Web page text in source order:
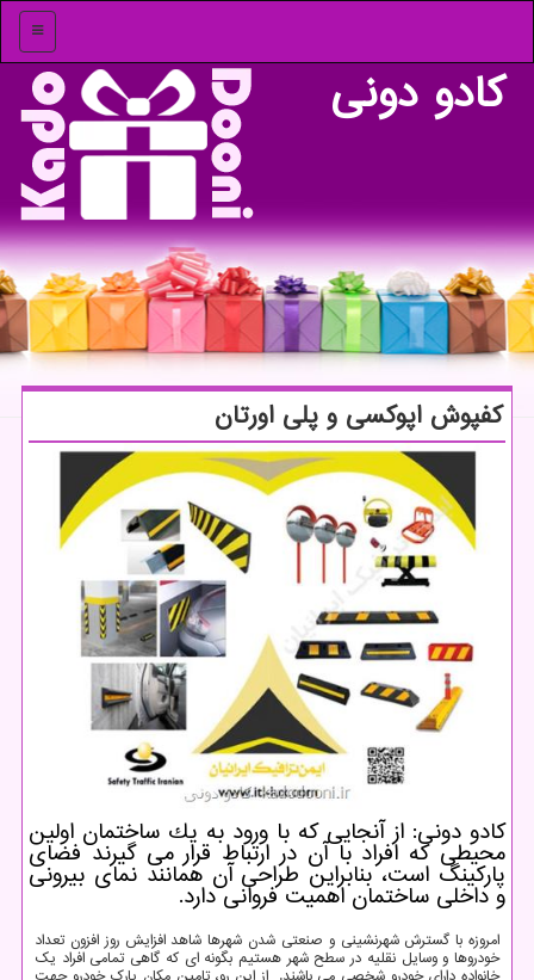
منو
كادو دونی
كفپوش اپوكسی و پلی اورتان
كادو دونی: از آنجایی كه با ورود به یك ساختمان اولین
محیطی كه افراد با آن در ارتباط قرار می گیرند فضای
پاركینگ است، بنابراین طراحی آن همانند نمای بیرونی
و داخلی ساختمان اهمیت فروانی دارد.
امروزه با گسترش شهرنشینی و صنعتی شدن شهرها شاهد افزایش روز افزون تعداد
خودروها و وسایل نقلیه در سطح شهر هستیم بگونه ای که گاهی تمامی افراد یک